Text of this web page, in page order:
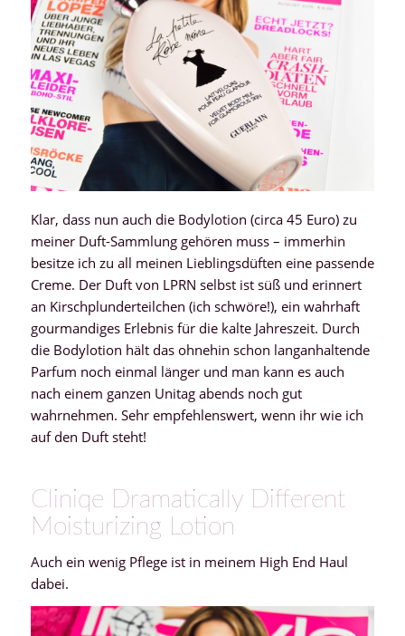
Klar, dass nun auch die Bodylotion (circa 45 Euro) zu
meiner Duft-Sammlung gehören muss – immerhin
besitze ich zu all meinen Lieblingsdüften eine passende
Creme. Der Duft von LPRN selbst ist süß und erinnert
an Kirschplunderteilchen (ich schwöre!), ein wahrhaft
gourmandiges Erlebnis für die kalte Jahreszeit. Durch
die Bodylotion hält das ohnehin schon langanhaltende
Parfum noch einmal länger und man kann es auch
nach einem ganzen Unitag abends noch gut
wahrnehmen. Sehr empfehlenswert, wenn ihr wie ich
auf den Duft steht!
Cliniqe Dramatically Different
Moisturizing Lotion
Auch ein wenig Pflege ist in meinem High End Haul
dabei.